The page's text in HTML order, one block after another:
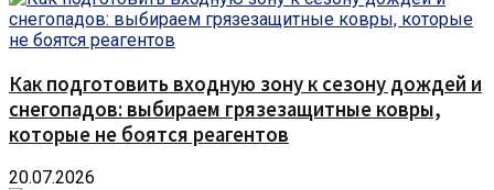
Как подготовить входную зону к сезону дождей и
снегопадов: выбираем грязезащитные ковры,
которые не боятся реагентов
20.07.2026